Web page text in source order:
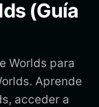
(Guía
Worlds para
Aprende
acceder a